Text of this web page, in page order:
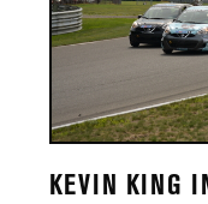
KEVIN KING